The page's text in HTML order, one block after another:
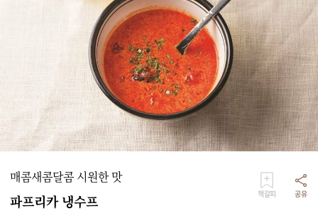
브랜드
푸드
키친
리빙
가전
매콤새콤달콤 시원한 맛
파프리카 냉수프 책갈피 공유